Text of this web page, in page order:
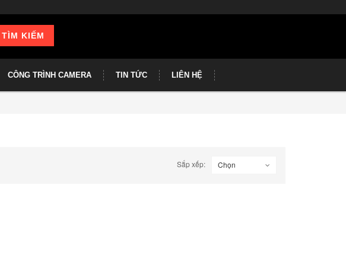
TÌM KIẾM
CÔNG TRÌNH CAMERA TIN TỨC LIÊN HỆ
Sắp xếp: Chọn